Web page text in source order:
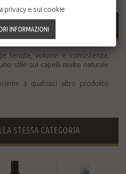
tenuta, volume e consistenza,
stile sui capelli molto naturale
a qualsiasi altro prodotto
STESSA CATEGORIA
privacy e sui cookie